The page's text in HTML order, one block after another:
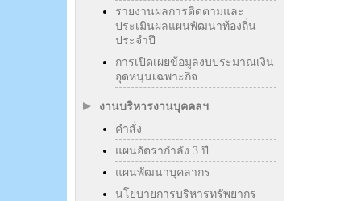
รายงานผลการติดตามและ
ประเมินผลแผนพัฒนาท้องถิ่น
ประจำปี
การเปิดเผยข้อมูลงบประมาณเงิน
อุดหนุนเฉพาะกิจ
งานบริหารงานบุคคลฯ
คำสั่ง
แผนอัตรากำลัง 3 ปี
แผนพัฒนาบุคลากร
นโยบายการบริหารทรัพยากร